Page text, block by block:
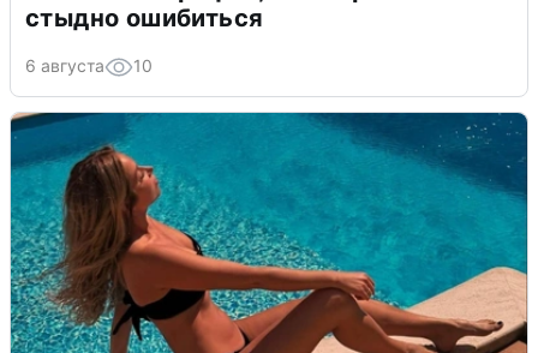
стыдно ошибиться
6 августа 10